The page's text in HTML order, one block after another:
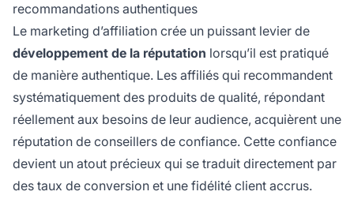
recommandations authentiques
Le marketing d’affiliation crée un puissant levier de
développement de la réputation lorsqu’il est pratiqué
de manière authentique. Les affiliés qui recommandent
systématiquement des produits de qualité, répondant
réellement aux besoins de leur audience, acquièrent une
réputation de conseillers de confiance. Cette confiance
devient un atout précieux qui se traduit directement par
des taux de conversion et une fidélité client accrus.